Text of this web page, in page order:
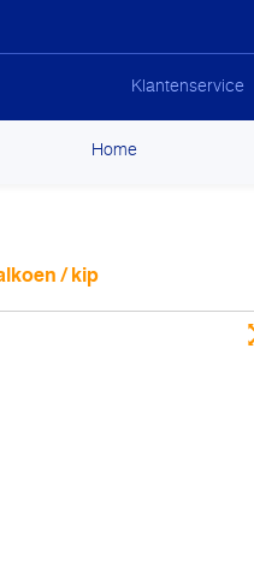
Klantenservice
Home
/ kip